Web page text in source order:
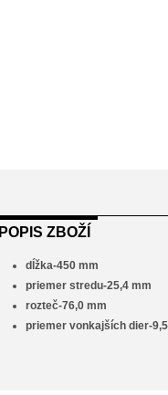
POPIS ZBOŽÍ
dĺžka-450 mm
priemer stredu-25,4 mm
rozteč-76,0 mm
priemer vonkajších dier-